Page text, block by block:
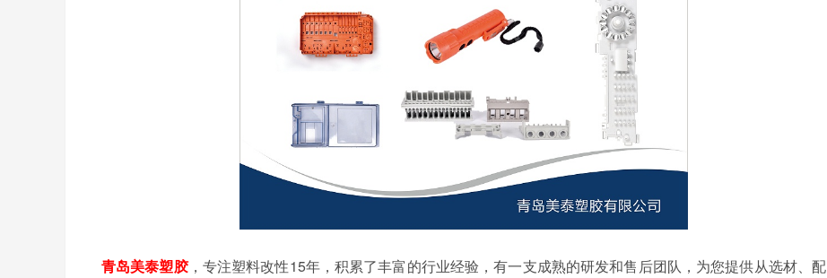
青岛美泰塑胶，专注塑料改性15年，积累了丰富的行业经验，有一支成熟的研发和售后团队，为您提供从选材、配